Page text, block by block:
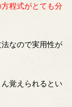
程式がとても分
なので実用性が
覚えられるとい